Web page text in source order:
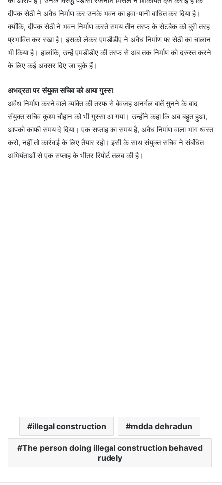
दीपक सेठी ने अवैध निर्माण कर उनके भवन का हवा-पानी बाधित कर दिया है।
क्योंकि, दीपक सेठी ने भवन निर्माण करते समय तीन तरफ के सेटबैक को बुरी तरह
प्रभावित कर रखा है। इसको लेकर एमडीडीए ने अवैध निर्माण पर सेठी का चालान
भी किया है। हालांकि, उन्हें एमडीडीए की तरफ से अब तक निर्माण को दरुस्त करने
के लिए कई अवसर दिए जा चुके हैं।
अभद्रता पर संयुक्त सचिव को आया गुस्सा
अवैध निर्माण करने वाले व्यक्ति की तरफ से बेवजह अनर्गल बातें सुनने के बाद
संयुक्त सचिव कुश्म चौहान को भी गुस्सा आ गया। उन्होंने कहा कि अब बहुत हुआ,
आपको काफी समय दे दिया। एक सप्ताह का समय है, अवैध निर्माण वाला भाग ध्वस्त
करो, नहीं तो कार्रवाई के लिए तैयार रहो। इसी के साथ संयुक्त सचिव ने संबंधित
अभियंताओं से एक सप्ताह के भीतर रिपोर्ट तलब की है।
illegal construction mdda dehradun
The person doing illegal construction behaved
rudely